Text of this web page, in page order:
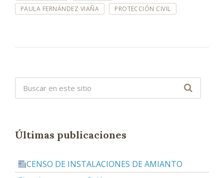
E
TPAULA FERNÁNDEZ VIAÑA
PROTECCIÓN CIVIL
Últimas publicaciones
CENSO DE INSTALACIONES DE AMIANTO